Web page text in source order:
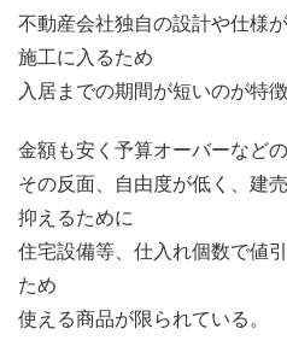
不動産会社独自の設計や仕様
施工に入るため
入居までの期間が短いのが特徴
金額も安く予算オーバーなど
その反面、自由度が低く、建
抑えるために
住宅設備等、仕入れ個数で値
ため
使える商品が限られている。